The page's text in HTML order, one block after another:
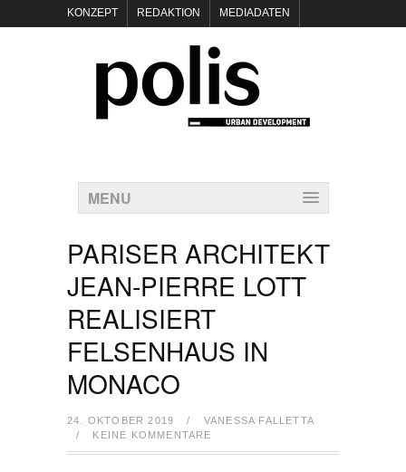
KONZEPT REDAKTION MEDIADATEN
POLIS KEYNOTES
KONTAKT DATENSCHUTZ IMPRESSUM
MENU
PARISER ARCHITEKT
JEAN-PIERRE LOTT
REALISIERT
FELSENHAUS IN
MONACO
24. OKTOBER 2019 /
VANESSA FALLETTA
/
KEINE KOMMENTARE